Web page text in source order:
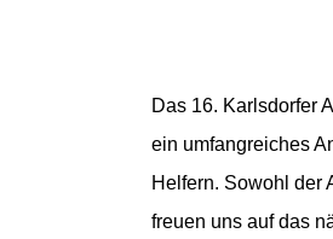
Das 16. Karlsdorfer
ein umfangreiches
Helfern. Sowohl der
freuen uns auf das